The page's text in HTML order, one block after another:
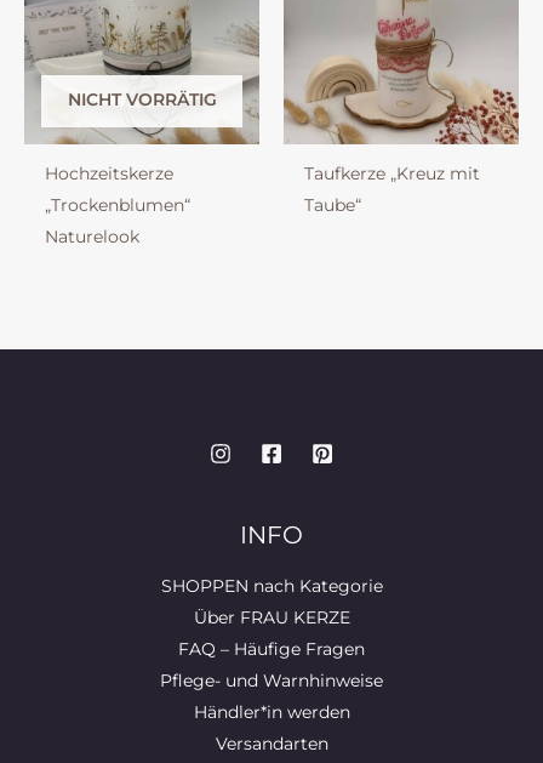
NICHT VORRÄTIG
Hochzeitskerze
„Trockenblumen“
Naturelook
Taufkerze „Kreuz mit
Taube“
INFO
SHOPPEN nach Kategorie
Über FRAU KERZE
FAQ – Häufige Fragen
Pflege- und Warnhinweise
Händler*in werden
Versandarten